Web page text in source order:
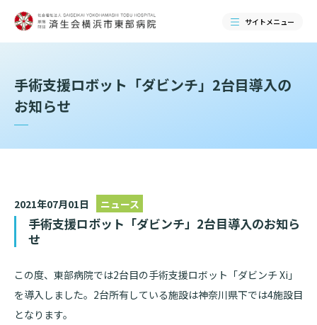
サイトメニュー
当院のご紹介
当院のご紹介トップ
ご来院される方へ
手術支援ロボット「ダビンチ」2台目導入の
お知らせ
2021年07月01日 ニュース
手術支援ロボット「ダビンチ」2台目導入のお知ら
せ
この度、東部病院では2台目の手術支援ロボット「ダビンチ Xi 」
を導入しました。2台所有している施設は神奈川県下では4施設目
となります。